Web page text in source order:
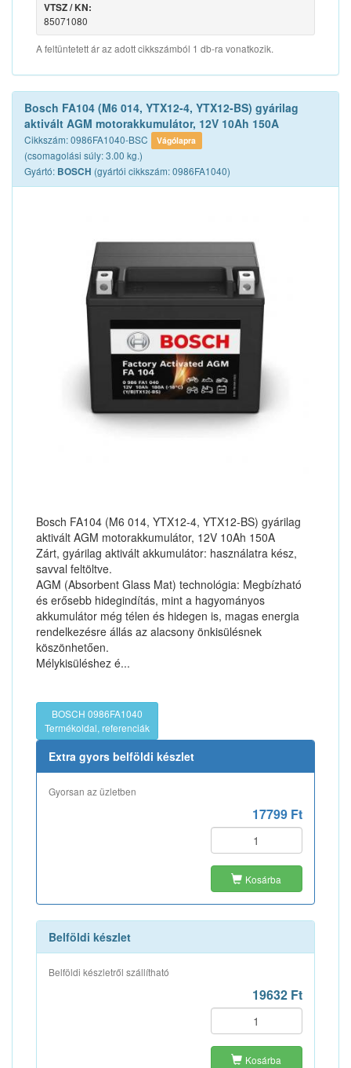
VTSZ / KN:
85071080
A feltüntetett ár az adott cikkszámból 1 db-ra vonatkozik.
Bosch FA104 (M6 014, YTX12-4, YTX12-BS) gyárilag
aktivált AGM motorakkumulátor, 12V 10Ah 150A
Cikkszám: 0986FA1040-BSC Vágólapra
(csomagolási súly: 3.00 kg.)
Gyártó: BOSCH (gyártói cikkszám: 0986FA1040)
Bosch FA104 (M6 014, YTX12-4, YTX12-BS) gyárilag
aktivált AGM motorakkumulátor, 12V 10Ah 150A
Zárt, gyárilag aktivált akkumulátor: használatra kész,
savval feltöltve.
AGM (Absorbent Glass Mat) technológia: Megbízható
és erősebb hidegindítás, mint a hagyományos
akkumulátor még télen és hidegen is, magas energia
rendelkezésre állás az alacsony önkisülésnek
köszönhetően.
Mélykisüléshez é...
BOSCH 0986FA1040
Termékoldal, referenciák
Extra gyors belföldi készlet
Gyorsan az üzletben
17799 Ft
Kosárba
Belföldi készlet
Belföldi készletről szállítható
19632 Ft
Kosárba